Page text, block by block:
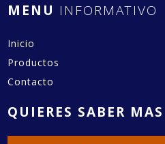
MENU INFORMATIVO
Inicio
Productos
Contacto
QUIERES SABER MAS